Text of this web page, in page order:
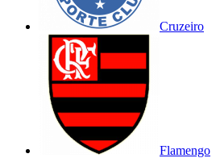
Cruzeiro
Flamengo